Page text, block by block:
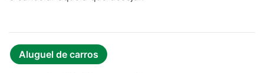
Aluguel de carros